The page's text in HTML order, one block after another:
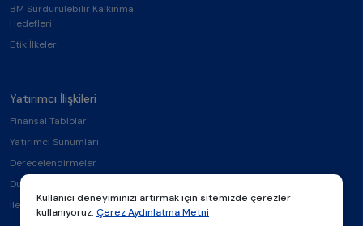
Kullanıcı deneyiminizi artırmak için sitemizde çerezler
kullanıyoruz. Çerez Aydınlatma Metni
BM Sürdürülebilir Kalkınma
Hedefleri
Etik İlkeler
Yatırımcı İlişkileri
Finansal Tablolar
Yatırımcı Sunumları
Derecelendirmeler
Duyurular
İletişim